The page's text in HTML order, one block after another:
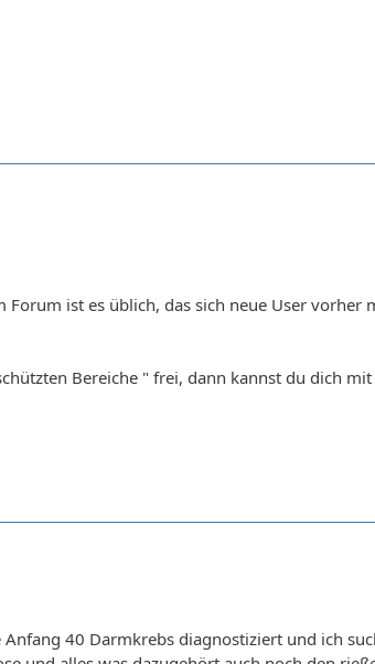
ist es üblich, das sich neue User vorher
Bereiche " frei, dann kannst du dich
40 Darmkrebs diagnostiziert und ich